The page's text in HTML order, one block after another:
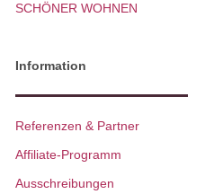
SCHÖNER WOHNEN
Information
Referenzen & Partner
Affiliate-Programm
Ausschreibungen